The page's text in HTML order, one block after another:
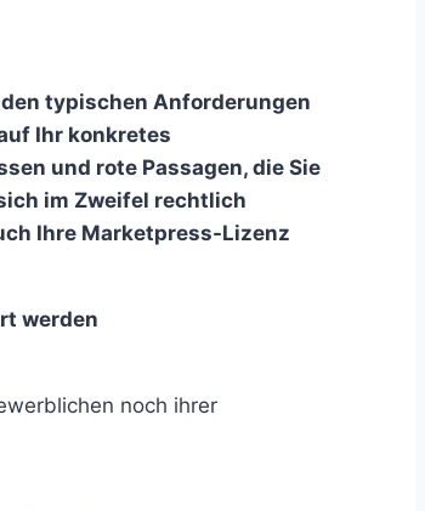
typischen Anforderungen
Ihr konkretes
und rote Passagen, die Sie
im Zweifel rechtlich
Ihre Marketpress-Lizenz
werden
noch ihrer